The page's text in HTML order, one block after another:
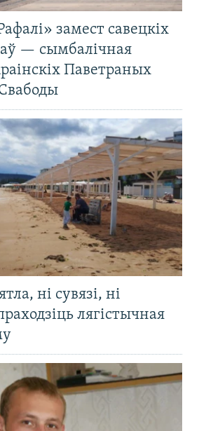
замест савецкіх
— сымбалічная
Паветраных
ні сувязі, ні
лягістычная